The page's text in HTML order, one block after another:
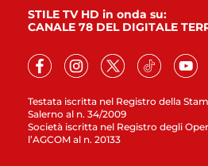
Testata iscritta nel Registro della
Salerno al n. 34/2009
Società iscritta nel Registro degli
l’AGCOM al n. 20133
STILE TV HD in onda su:
CANALE 78 DEL DIGITALE